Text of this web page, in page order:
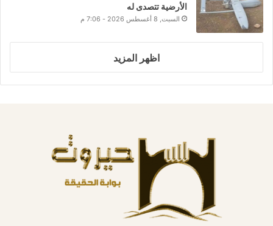
الأرضية تتصدى له
السبت, 8 أغسطس 2026 - 7:06 م
اظهر المزيد